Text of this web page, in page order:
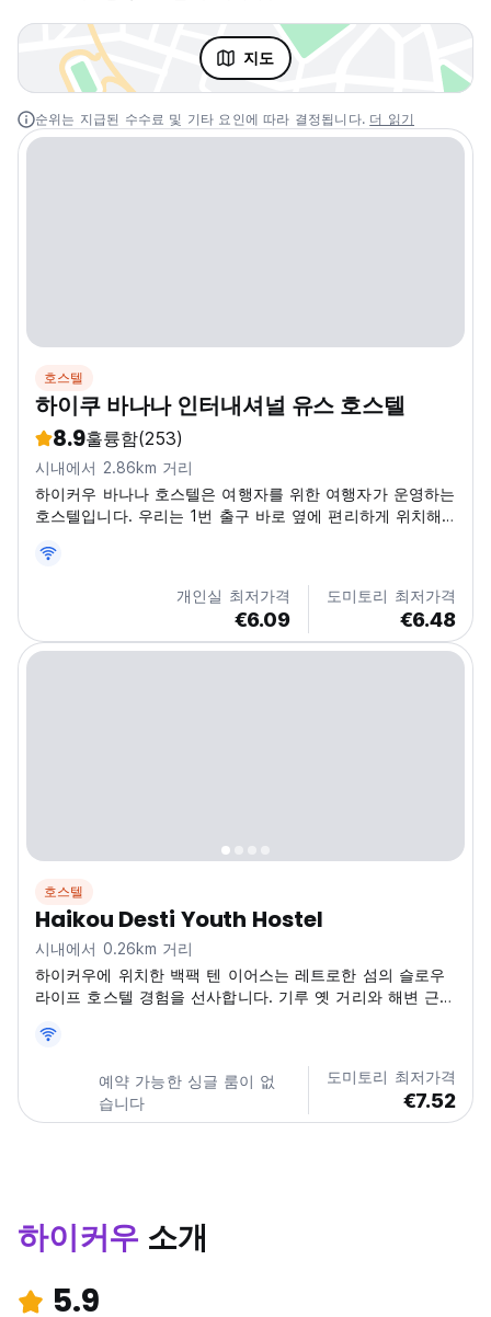
지도
순위는 지급된 수수료 및 기타 요인에 따라 결정됩니다. 더 읽기
호스텔
하이쿠 바나나 인터내셔널 유스 호스텔
8.9훌륭함(253)
시내에서 2.86km 거리
하이커우 바나나 호스텔은 여행자를 위한 여행자가 운영하는
호스텔입니다. 우리는 1번 출구 바로 옆에 편리하게 위치해
개인실 최저가격
€6.09
도미토리 최저가격
€6.48
호스텔
Haikou Desti Youth Hostel
시내에서 0.26km 거리
하이커우에 위치한 백팩 텐 이어스는 레트로한 섬의 슬로우
라이프 호스텔 경험을 선사합니다. 기루 옛 거리와 해변 근처
우 최고의 호스텔 중 하나입니다. (Auto-translated from
예약 가능한 싱글 룸이 없
습니다
도미토리 최저가격
€7.52
하이커우 소개
5.9